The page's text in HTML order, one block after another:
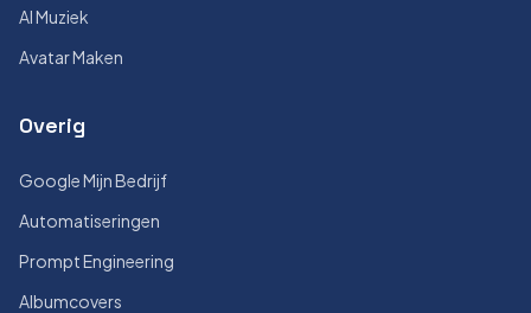
AI Muziek
Avatar Maken
Overig
Google Mijn Bedrijf
Automatiseringen
Prompt Engineering
Albumcovers